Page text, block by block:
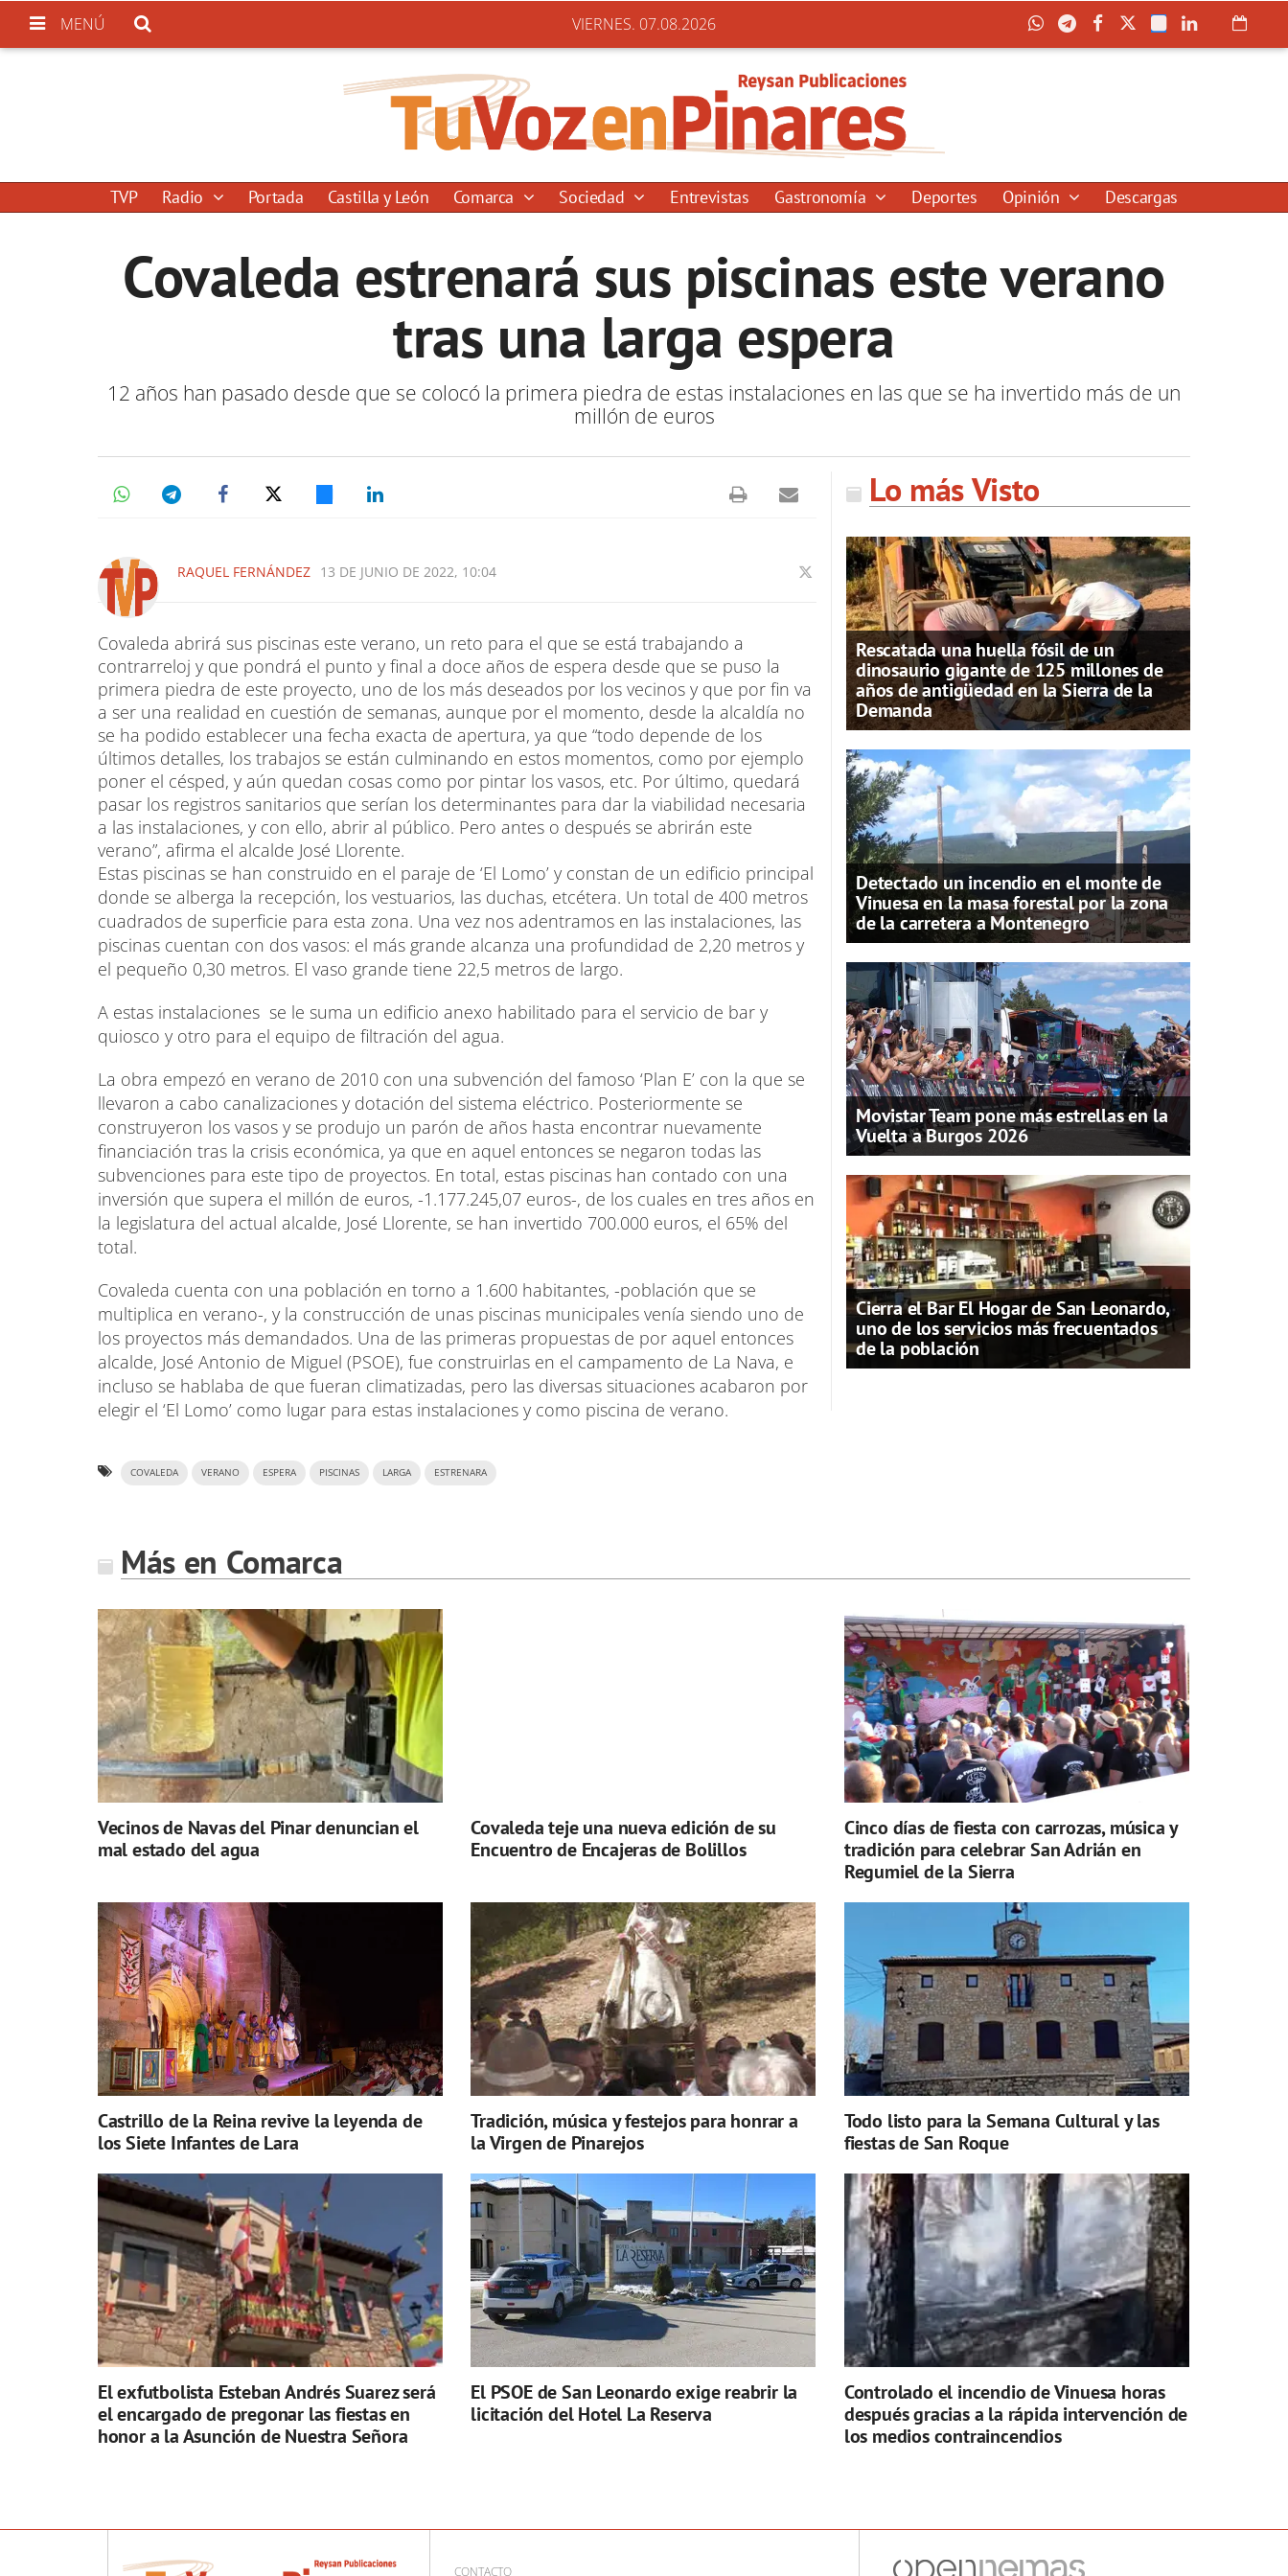
MENÚ VIERNES. 07.08.2026
TVP Radio Portada Castilla y León Comarca Sociedad Entrevistas Gastronomía Deportes Opinión Descargas
Covaleda estrenará sus piscinas este verano
tras una larga espera
12 años han pasado desde que se colocó la primera piedra de estas instalaciones en las que se ha invertido más de un
millón de euros
RAQUEL FERNÁNDEZ 13 DE JUNIO DE 2022, 10:04
Covaleda abrirá sus piscinas este verano, un reto para el que se está trabajando a
contrarreloj y que pondrá el punto y final a doce años de espera desde que se puso la
primera piedra de este proyecto, uno de los más deseados por los vecinos y que por fin va
a ser una realidad en cuestión de semanas, aunque por el momento, desde la alcaldía no
se ha podido establecer una fecha exacta de apertura, ya que “todo depende de los
últimos detalles, los trabajos se están culminando en estos momentos, como por ejemplo
poner el césped, y aún quedan cosas como por pintar los vasos, etc. Por último, quedará
pasar los registros sanitarios que serían los determinantes para dar la viabilidad necesaria
a las instalaciones, y con ello, abrir al público. Pero antes o después se abrirán este
verano”, afirma el alcalde José Llorente.
Estas piscinas se han construido en el paraje de ‘El Lomo’ y constan de un edificio principal
donde se alberga la recepción, los vestuarios, las duchas, etcétera. Un total de 400 metros
cuadrados de superficie para esta zona. Una vez nos adentramos en las instalaciones, las
piscinas cuentan con dos vasos: el más grande alcanza una profundidad de 2,20 metros y
el pequeño 0,30 metros. El vaso grande tiene 22,5 metros de largo.
A estas instalaciones se le suma un edificio anexo habilitado para el servicio de bar y
quiosco y otro para el equipo de filtración del agua.
La obra empezó en verano de 2010 con una subvención del famoso ‘Plan E’ con la que se
llevaron a cabo canalizaciones y dotación del sistema eléctrico. Posteriormente se
construyeron los vasos y se produjo un parón de años hasta encontrar nuevamente
financiación tras la crisis económica, ya que en aquel entonces se negaron todas las
subvenciones para este tipo de proyectos. En total, estas piscinas han contado con una
inversión que supera el millón de euros, -1.177.245,07 euros-, de los cuales en tres años en
la legislatura del actual alcalde, José Llorente, se han invertido 700.000 euros, el 65% del
total.
Covaleda cuenta con una población en torno a 1.600 habitantes, -población que se
multiplica en verano-, y la construcción de unas piscinas municipales venía siendo uno de
los proyectos más demandados. Una de las primeras propuestas de por aquel entonces
alcalde, José Antonio de Miguel (PSOE), fue construirlas en el campamento de La Nava, e
incluso se hablaba de que fueran climatizadas, pero las diversas situaciones acabaron por
elegir el ‘El Lomo’ como lugar para estas instalaciones y como piscina de verano.
COVALEDA VERANO ESPERA PISCINAS LARGA ESTRENARA
Lo más Visto
Rescatada una huella fósil de un
dinosaurio gigante de 125 millones de
años de antigüedad en la Sierra de la
Demanda
Detectado un incendio en el monte de
Vinuesa en la masa forestal por la zona
de la carretera a Montenegro
Movistar Team pone más estrellas en la
Vuelta a Burgos 2026
Cierra el Bar El Hogar de San Leonardo,
uno de los servicios más frecuentados
de la población
Más en Comarca
Vecinos de Navas del Pinar denuncian el
mal estado del agua
Covaleda teje una nueva edición de su
Encuentro de Encajeras de Bolillos
Cinco días de fiesta con carrozas, música y
tradición para celebrar San Adrián en
Regumiel de la Sierra
Castrillo de la Reina revive la leyenda de
los Siete Infantes de Lara
Tradición, música y festejos para honrar a
la Virgen de Pinarejos
Todo listo para la Semana Cultural y las
fiestas de San Roque
El exfutbolista Esteban Andrés Suarez será
el encargado de pregonar las fiestas en
honor a la Asunción de Nuestra Señora
El PSOE de San Leonardo exige reabrir la
licitación del Hotel La Reserva
Controlado el incendio de Vinuesa horas
después gracias a la rápida intervención de
los medios contraincendios
CONTACTO